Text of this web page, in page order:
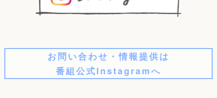
お問い合わせ・情報提供は
番組公式Instagramへ